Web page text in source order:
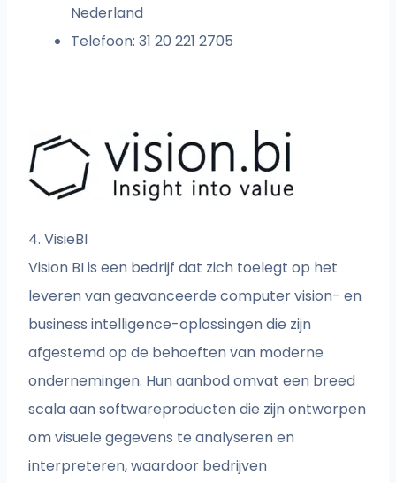
Nederland
Telefoon: 31 20 221 2705
4. VisieBI
Vision BI is een bedrijf dat zich toelegt op het
leveren van geavanceerde computer vision- en
business intelligence-oplossingen die zijn
afgestemd op de behoeften van moderne
ondernemingen. Hun aanbod omvat een breed
scala aan softwareproducten die zijn ontworpen
om visuele gegevens te analyseren en
interpreteren, waardoor bedrijven